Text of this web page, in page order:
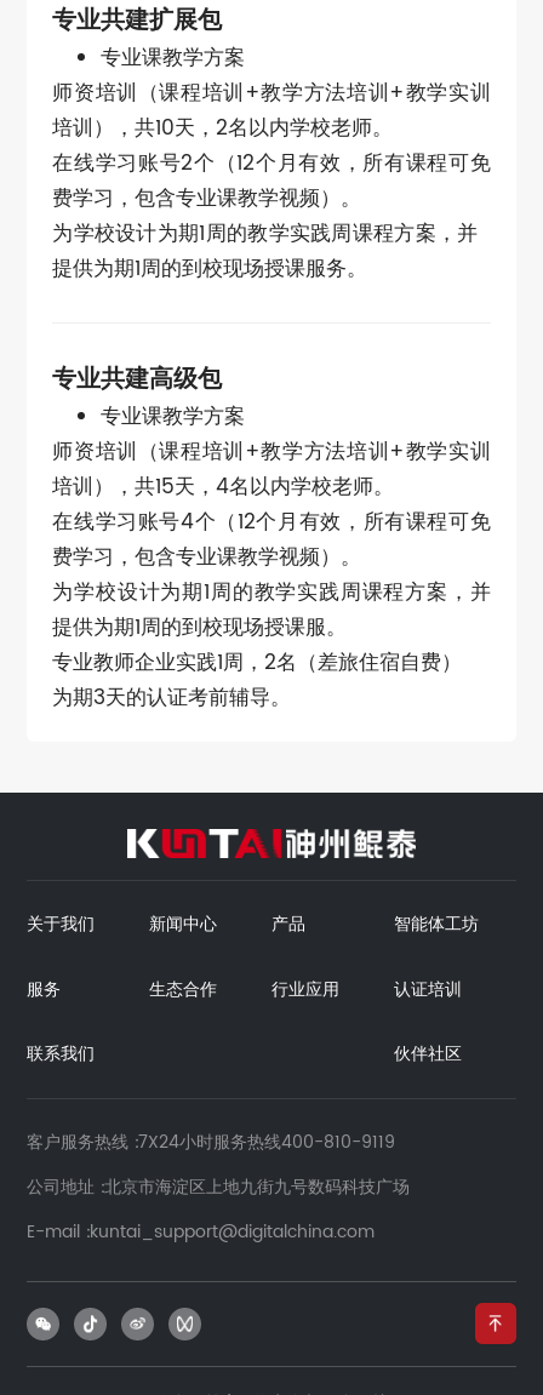
专业共建扩展包
专业课教学方案
师资培训（课程培训+教学方法培训+教学实训
培训），共10天，2名以内学校老师。
在线学习账号2个（12个月有效，所有课程可免
费学习，包含专业课教学视频）。
为学校设计为期1周的教学实践周课程方案，并
提供为期1周的到校现场授课服务。
专业共建高级包
专业课教学方案
师资培训（课程培训+教学方法培训+教学实训
培训），共15天，4名以内学校老师。
在线学习账号4个（12个月有效，所有课程可免
费学习，包含专业课教学视频）。
为学校设计为期1周的教学实践周课程方案，并
提供为期1周的到校现场授课服。
专业教师企业实践1周，2名（差旅住宿自费）
为期3天的认证考前辅导。
关于我们 新闻中心 产品 智能体工坊
服务 生态合作 行业应用 认证培训
联系我们 伙伴社区
客户服务热线 7X24小时服务热线400-810-9119
公司地址 北京市海淀区上地九街九号数码科技广场
E-mail kuntai_support@digitalchina.com